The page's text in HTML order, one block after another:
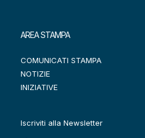
AREA STAMPA
COMUNICATI STAMPA
NOTIZIE
INIZIATIVE
Iscriviti alla Newsletter